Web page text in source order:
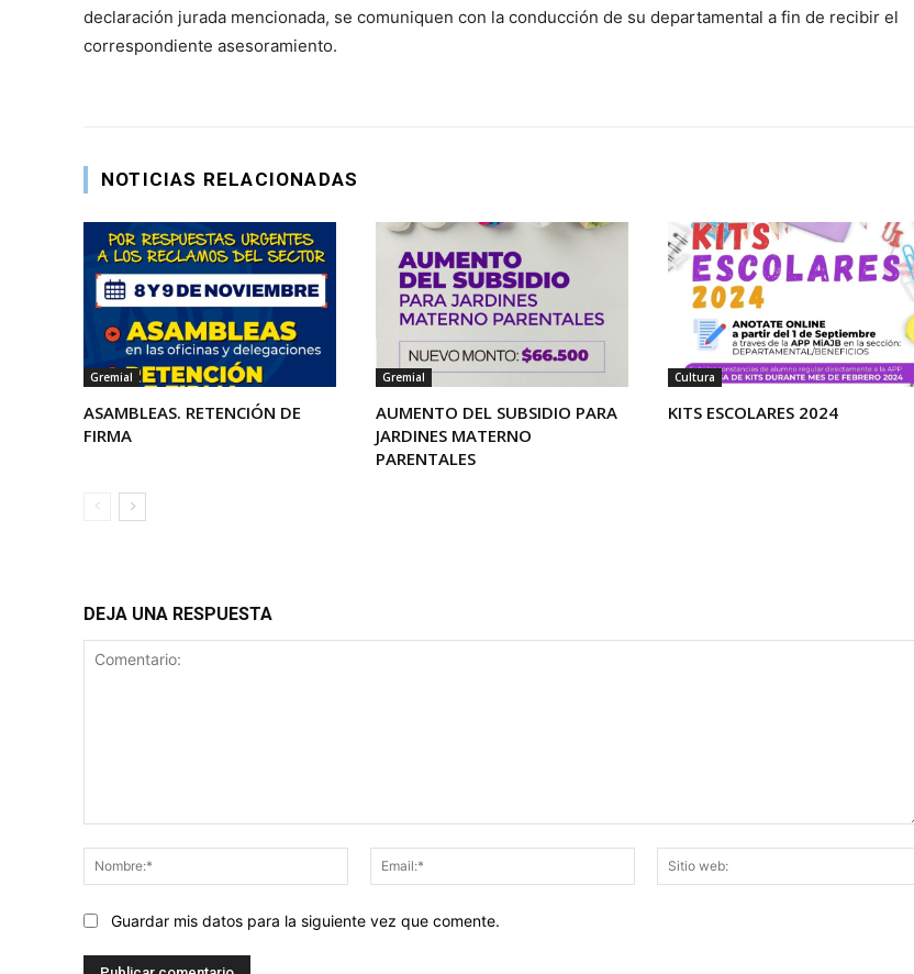
declaración jurada mencionada, se comuniquen con la conducción de su departamental a fin de recibir el
correspondiente asesoramiento.
NOTICIAS RELACIONADAS
Gremial
ASAMBLEAS. RETENCIÓN DE
FIRMA
Gremial
AUMENTO DEL SUBSIDIO PARA
JARDINES MATERNO
PARENTALES
Cultura
KITS ESCOLARES 2024
DEJA UNA RESPUESTA
Nombre:*
Email:*
Guardar mis datos para la siguiente vez que comente.